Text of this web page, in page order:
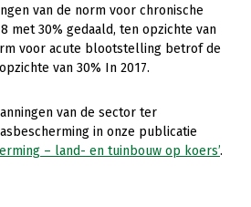
van de norm voor chronische
met 30% gedaald, ten opzichte van
voor acute blootstelling betrof de
van 30% In 2017.
van de sector ter
in onze publicatie
– land- en tuinbouw op koers’.